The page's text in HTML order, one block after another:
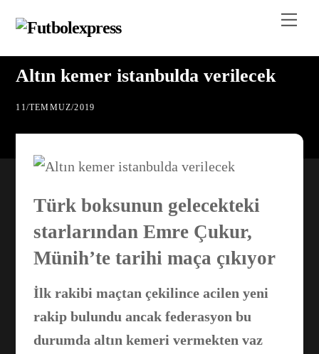
content
Altın kemer istanbulda verilecek
11/TEMMUZ/2019
Türk boksunun gelecekteki
starlarından Emre Çukur,
Münih’te tarihi maça çıkıyor
İlk rakibi maçtan çekilince acilen yeni
rakip bulundu ancak federasyon bu
durumda altın kemeri vermekten vaz